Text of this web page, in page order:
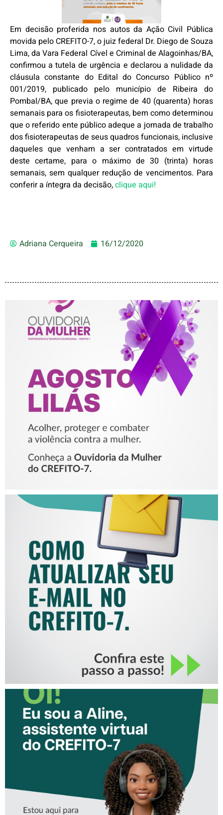
Em decisão proferida nos autos da Ação Civil Pública
movida pelo CREFITO-7, o juiz federal Dr. Diego de Souza
Lima, da Vara Federal Cível e Criminal de Alagoinhas/BA,
confirmou a tutela de urgência e declarou a nulidade da
cláusula constante do Edital do Concurso Público nº
001/2019, publicado pelo município de Ribeira do
Pombal/BA, que previa o regime de 40 (quarenta) horas
semanais para os fisioterapeutas, bem como determinou
que o referido ente público adeque a jornada de trabalho
dos fisioterapeutas de seus quadros funcionais, inclusive
daqueles que venham a ser contratados em virtude
deste certame, para o máximo de 30 (trinta) horas
semanais, sem qualquer redução de vencimentos. Para
conferir a íntegra da decisão,clique aqui!
Adriana Cerqueira 16/12/2020
AGOSTO LILÁS – ACOLHER,
PROTEGER E COMBATER A
VIOLÊNCIA CONTRA A
MULHER
COMO ATUALIZAR SEU E-
MAIL NO CREFITO-7
CONHEÇA A ‘ALINE’,
ASSISTENTE VIRTUAL DO
CREFITO-7